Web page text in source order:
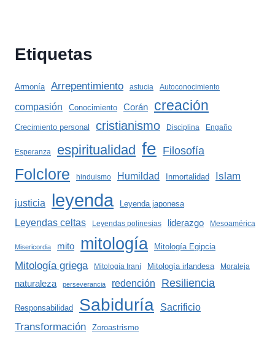
Etiquetas
Armonía Arrepentimiento astucia Autoconocimiento
compasión Conocimiento Corán creación
Crecimiento personal cristianismo Disciplina Engaño
Esperanza espiritualidad fe Filosofía
Folclore hinduismo Humildad Inmortalidad Islam
justicia leyenda Leyenda japonesa
Leyendas celtas Leyendas polinesias liderazgo Mesoamérica
Misericordia mito mitología Mitología Egipcia
Mitología griega Mitología Iraní Mitología irlandesa Moraleja
naturaleza perseverancia redención Resiliencia
Responsabilidad Sabiduría Sacrificio
Transformación Zoroastrismo